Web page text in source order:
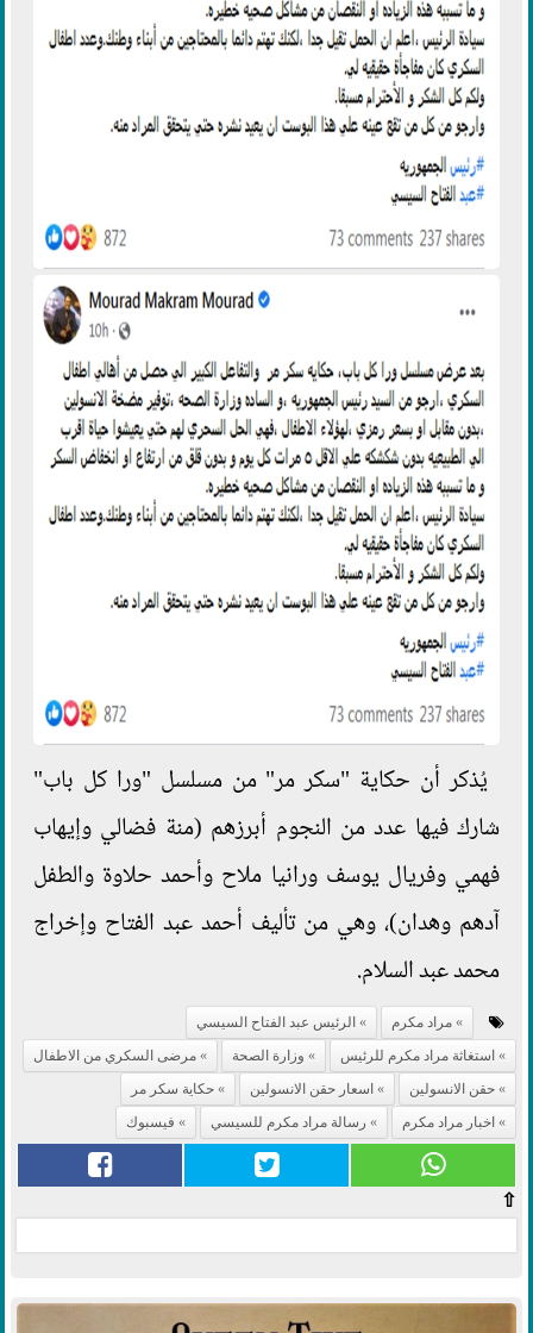
يُذكر أن حكاية "سكر مر" من مسلسل "ورا كل باب"
شارك فيها عدد من النجوم أبرزهم (منة فضالي وإيهاب
فهمي وفريال يوسف ورانيا ملاح وأحمد حلاوة والطفل
آدهم وهدان)، وهي من تأليف أحمد عبد الفتاح وإخراج
محمد عبد السلام.
مراد مكرم
الرئيس عبد الفتاح السيسي
استغاثة مراد مكرم للرئيس
وزارة الصحة
مرضى السكري من الاطفال
حقن الانسولين
اسعار حقن الانسولين
حكاية سكر مر
اخبار مراد مكرم
رسالة مراد مكرم للسيسي فيسبوك
⇧